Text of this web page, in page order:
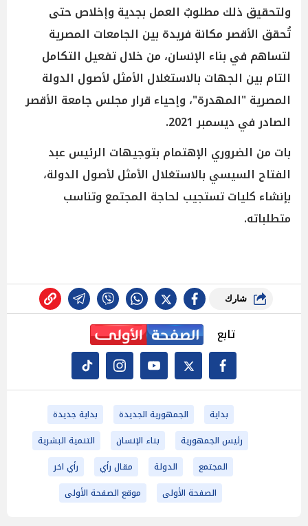
ولتحقيق ذلك مطلوبٌ العمل بجدية وإخلاص حتى
تُحقق الأقصر مكانة فريدة بين الجامعات المصرية
لتساهم في بناء الإنسان، من خلال تفعيل التكامل
التام بين الجهات بالاستغلال الأمثل لأصول الدولة
المصرية "المهدرة"، وإحياء قرار مجلس جامعة الأقصر
الصادر في ديسمبر 2021.
بات من الضروري الإهتمام بتوجيهات الرئيس عبد
الفتاح السيسي بالاستغلال الأمثل لأصول الدولة،
بإنشاء كليات تستجيب لحاجة المجتمع وتناسب
متطلباته.
شارك
تابع
بداية الجمهورية الجديدة
بداية جديدة
رئيس الجمهورية
بناء الإنسان
التنمية البشرية
المجتمع
الدولة مقال رأي
رأي اخر
الصفحة الأولى
موقع الصفحة الأولى